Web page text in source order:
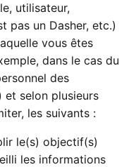
utilisateur,
pas un Dasher, etc.)
vous êtes
dans le cas du
des
et selon plusieurs
les suivants :
le(s) objectif(s)
les informations